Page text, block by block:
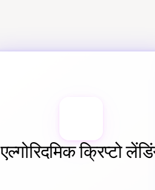
एल्गोरिदमिक क्रिप्टो